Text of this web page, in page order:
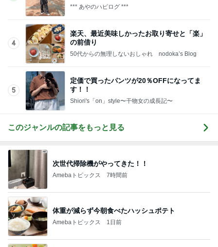
*** あやのハピログ ***
4
楽天、最近美味しかったお取り寄せと「楽」
の前借り
50代からの無理しないおしゃれ nodoka’s Blog
5
定価で買ったパンツが20％OFFになってま
す！！
Shiori's「on」style〜干物女の成長記〜
このジャンルの記事をもっと見る
次世代掃除機がやってきた！！
Amebaトピックス 7時間前
体重が減らず今朝食べたハッシュポテト
Amebaトピックス 1日前